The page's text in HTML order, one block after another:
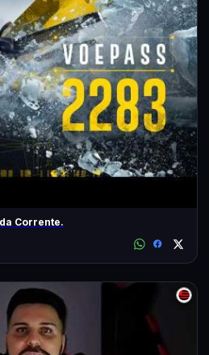
Corrente.